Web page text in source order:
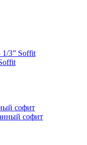
1/3” Soffit
софит
софит